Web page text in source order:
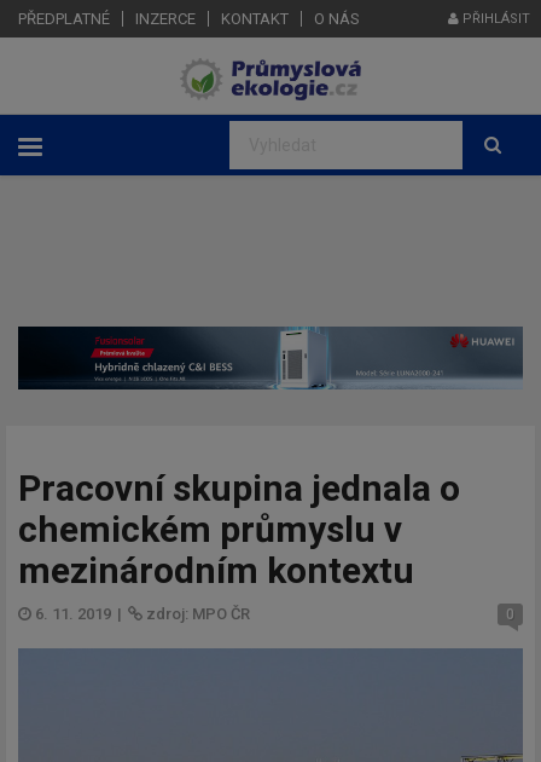
PŘEDPLATNÉ INZERCE KONTAKT O NÁS PŘIHLÁSIT
Pracovní skupina jednala o
chemickém průmyslu v
mezinárodním kontextu
6. 11. 2019 | zdroj: MPO ČR 0